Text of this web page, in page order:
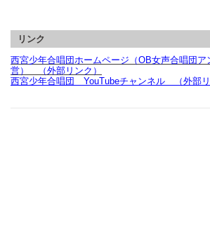
リンク
西宮少年合唱団ホームページ（OB女声合唱団ア
営） （外部リンク）
西宮少年合唱団 YouTubeチャンネル （外部リ